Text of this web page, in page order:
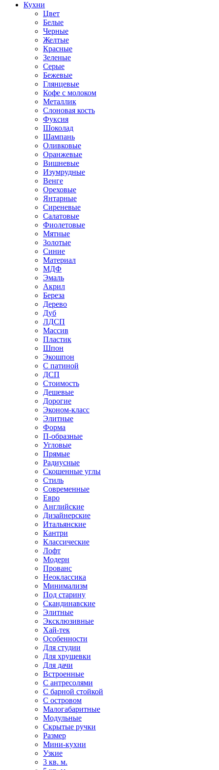
Кухни
Цвет
Белые
Черные
Желтые
Красные
Зеленые
Серые
Бежевые
Глянцевые
Кофе с молоком
Металлик
Слоновая кость
Фуксия
Шоколад
Шампань
Оливковые
Оранжевые
Вишневые
Изумрудные
Венге
Ореховые
Янтарные
Сиреневые
Салатовые
Фиолетовые
Мятные
Золотые
Синие
Материал
МДФ
Эмаль
Акрил
Береза
Дерево
Дуб
ЛДСП
Массив
Пластик
Шпон
Экошпон
С патиной
ДСП
Стоимость
Дешевые
Дорогие
Эконом-класс
Элитные
Форма
П-образные
Угловые
Прямые
Радиусные
Скошенные углы
Стиль
Современные
Евро
Английские
Дизайнерские
Итальянские
Кантри
Классические
Лофт
Модерн
Прованс
Неоклассика
Минимализм
Под старину
Скандинавские
Элитные
Эксклюзивные
Хай-тек
Особенности
Для студии
Для хрущевки
Для дачи
Встроенные
С антресолями
С барной стойкой
С островом
Малогабаритные
Модульные
Скрытые ручки
Размер
Мини-кухни
Узкие
3 кв. м.